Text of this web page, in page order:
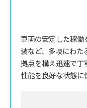
車両の安定した稼
装など、多岐にわた
拠点を構え迅速で丁
性能を良好な状態に